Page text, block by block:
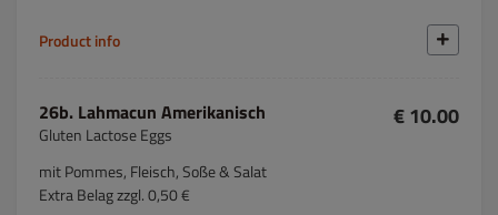
Product info
26b. Lahmacun Amerikanisch
Gluten Lactose Eggs
€ 10.00
mit Pommes, Fleisch, Soße & Salat
Extra Belag zzgl. 0,50 €